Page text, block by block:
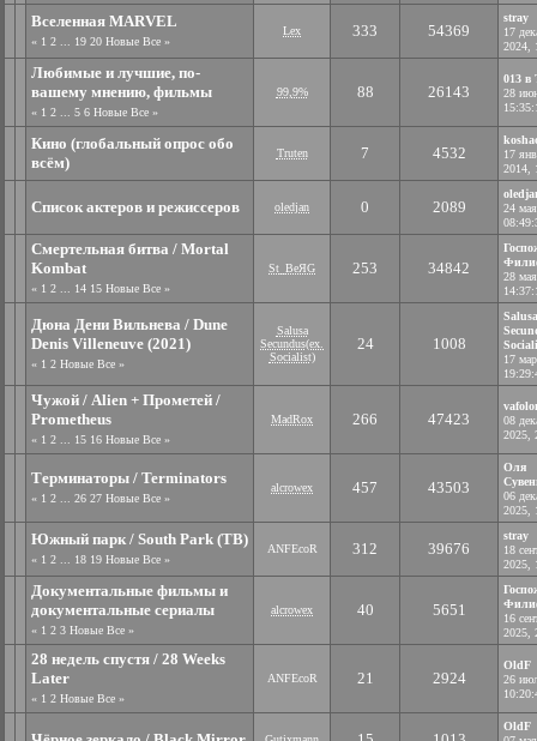
Вселенная MARVEL
« 1 2 19 20 Новые Все »
Lex 333 54369
stray
17
2024,
Любимые и лучшие, по-
вашему мнению, фильмы
« 1 2 5 6 Новые Все »
99,9% 88 26143
013 в
28
Кино (глобальный опрос обо
всём)
Truten 7 4532
17
2014,
Список актеров и режиссеров oledjan 0 2089
24
Смертельная битва / Mortal
Kombat
« 1 2 14 15 Новые Все »
St_BeЯG 253 34842
28
Дюна Дени Вильнева / Dune
Denis Villeneuve (2021)
« 1 2 Новые Все »
Salusa
Secundus(ex.
Socialist)
24 1008
Salusa
17
Чужой / Alien + Прометей /
Prometheus
« 1 2 15 16 Новые Все »
MadRox 266 47423
08
2025,
Терминаторы / Terminators
« 1 2 26 27 Новые Все »
alcrowex 457 43503
Оля
06
2025,
Южный парк / South Park (ТВ)
« 1 2 18 19 Новые Все »
ANFEcoR 312 39676
stray
18
2025,
Документальные фильмы и
документальные сериалы
« 1 2 3 Новые Все »
alcrowex 40 5651
16
2025,
28 недель спустя / 28 Weeks
Later
« 1 2 Новые Все »
ANFEcoR 21 2924
OldF
26
OldF